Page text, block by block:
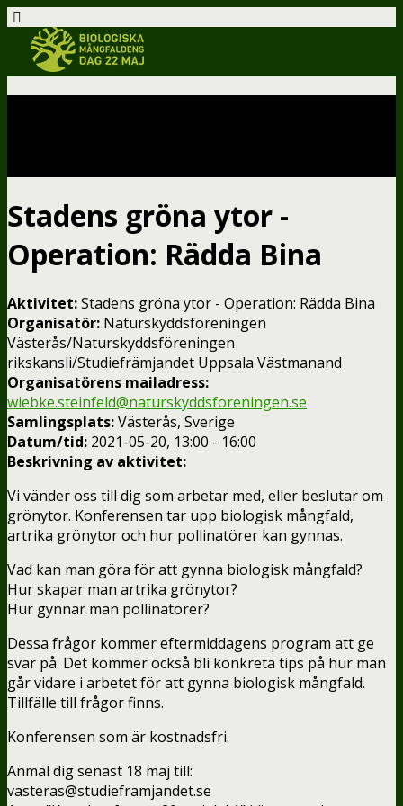
Stadens gröna ytor -
Operation: Rädda Bina
Aktivitet:Stadens gröna ytor - Operation: Rädda Bina
Organisatör: Naturskyddsföreningen
Västerås/Naturskyddsföreningen
rikskansli/Studiefrämjandet Uppsala Västmanand
Organisatörens mailadress:
wiebke.steinfeld@naturskyddsforeningen.se
Samlingsplats:Västerås, Sverige
Datum/tid: 2021-05-20, 13:00 - 16:00
Beskrivning av aktivitet:
Vi vänder oss till dig som arbetar med, eller beslutar om
grönytor. Konferensen tar upp biologisk mångfald,
artrika grönytor och hur pollinatörer kan gynnas.
Vad kan man göra för att gynna biologisk mångfald?
Hur skapar man artrika grönytor?
Hur gynnar man pollinatörer?
Dessa frågor kommer eftermiddagens program att ge
svar på. Det kommer också bli konkreta tips på hur man
går vidare i arbetet för att gynna biologisk mångfald.
Tillfälle till frågor finns.
Konferensen som är kostnadsfri.
Anmäl dig senast 18 maj till:
vasteras@studieframjandet.se